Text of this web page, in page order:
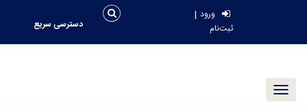
ورود |
ثبت‌نام دسترسی سریع
Toggle navigation